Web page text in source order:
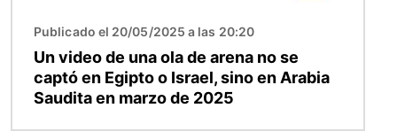
Publicado el 20/05/2025 a las 20:20
Un video de una ola de arena no se
captó en Egipto o Israel, sino en Arabia
Saudita en marzo de 2025